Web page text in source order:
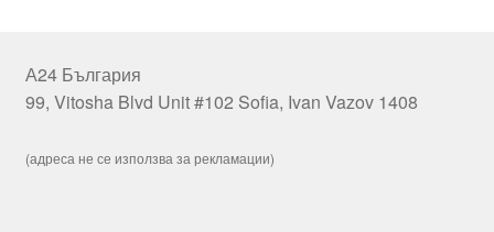
А24 България
99, Vitosha Blvd Unit #102 Sofia, Ivan Vazov 1408
(адреса не се използва за рекламации)